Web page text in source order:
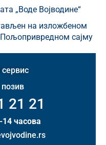
„Воде Војводине“
на изложбеном
Пољопривредном сајму
21 21
часова